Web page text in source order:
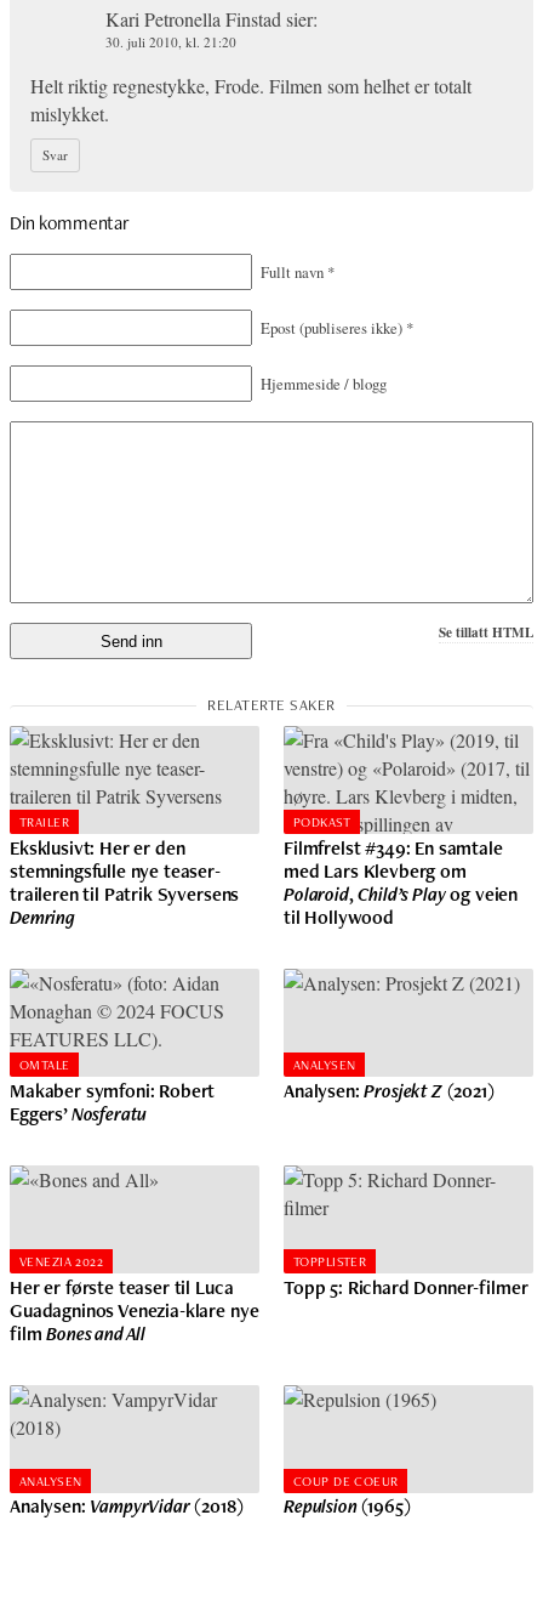
Kari Petronella Finstadsier:
30. juli 2010, kl. 21:20
Helt riktig regnestykke, Frode. Filmen som helhet er totalt
mislykket.
Svar
Din kommentar
Fullt navn *
Epost(publiseres ikke) *
Hjemmeside / blogg
Se tillatt HTML
TRAILER
Eksklusivt: Her er den
stemningsfulle nye teaser-
traileren til Patrik Syversens
Demring
PODKAST
Filmfrelst #349: En samtale
med Lars Klevberg om
Polaroid,Child’s Playog veien
til Hollywood
OMTALE
Makaber symfoni: Robert
Eggers’Nosferatu
ANALYSEN
Analysen: Prosjekt Z(2021)
VENEZIA 2022
Her er første teaser til Luca
Guadagninos Venezia-klare nye
filmBones and All
TOPPLISTER
Topp 5: Richard Donner-filmer
ANALYSEN
Analysen: VampyrVidar(2018)
COUP DE COEUR
Repulsion(1965)